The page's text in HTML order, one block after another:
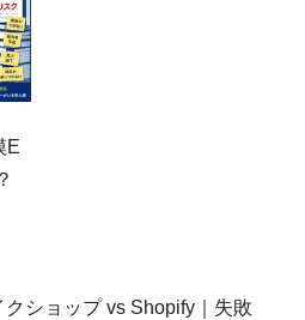
E
クショップ vs Shopify｜失敗